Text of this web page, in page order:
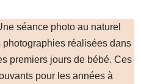
séance photo au naturel
réalisées dans
premiers jours de bébé. Ces
pour les années à